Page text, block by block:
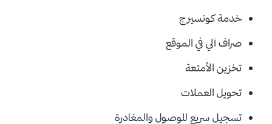
خدمة كونسيرج
صراف آلي في الموقع
تخزين الأمتعة
تحويل العملات
تسجيل سريع للوصول والمغادرة